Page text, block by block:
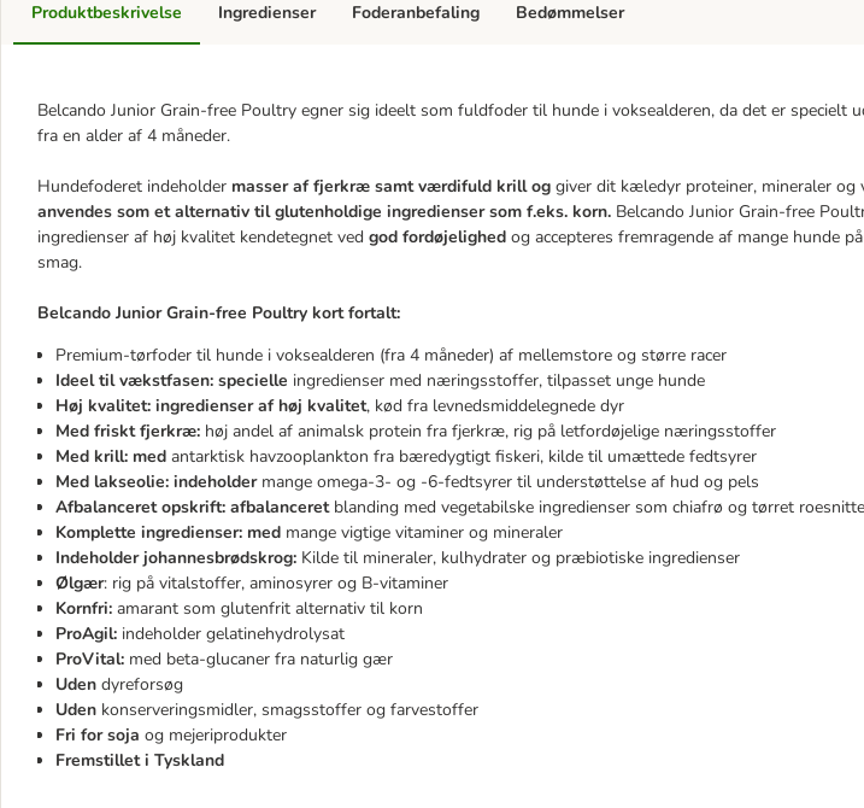
Produktbeskrivelse
Belcando Junior Grain-free Poultry egner sig ideelt som fuldfoder til hunde i voksealderen, da det er specielt
fra en alder af 4 måneder.
Hundefoderet indeholder masser af fjerkræ samt værdifuld krill og giver dit kæledyr proteiner, mineraler og
anvendes som et alternativ til glutenholdige ingredienser som f.eks. korn. Belcando Junior Grain-free
ingredienser af høj kvalitet kendetegnet ved god fordøjelighed og accepteres fremragende af mange hunde
smag.
Belcando Junior Grain-free Poultry kort fortalt:
Premium-tørfoder til hunde i voksealderen (fra 4 måneder) af mellemstore og større racer
Ideel til vækstfasen: specielle ingredienser med næringsstoffer, tilpasset unge hunde
Høj kvalitet: ingredienser af høj kvalitet, kød fra levnedsmiddelegnede dyr
Med friskt fjerkræ: høj andel af animalsk protein fra fjerkræ, rig på letfordøjelige næringsstoffer
Med krill: med antarktisk havzooplankton fra bæredygtigt fiskeri, kilde til umættede fedtsyrer
Med lakseolie: indeholdermange omega-3- og -6-fedtsyrer til understøttelse af hud og pels
Afbalanceret opskrift: afbalanceretblanding med vegetabilske ingredienser som chiafrø og tørret
Komplette ingredienser: med mange vigtige vitaminer og mineraler
Indeholder johannesbrødskrog: Kilde til mineraler, kulhydrater og præbiotiske ingredienser
Ølgær: rig på vitalstoffer, aminosyrer og B-vitaminer
Kornfri: amarant som glutenfrit alternativ til korn
ProAgil: indeholder gelatinehydrolysat
ProVital: med beta-glucaner fra naturlig gær
Uden dyreforsøg
Uden konserveringsmidler, smagsstoffer og farvestoffer
Fri for soja og mejeriprodukter
Fremstillet i Tyskland
Ingredienser Foderanbefaling Bedømmelser